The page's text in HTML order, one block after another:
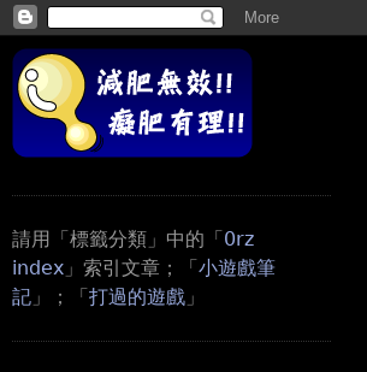
請用「標籤分類」中的「0rz
index 」索引文章；「小遊戲筆
記 」；「打過的遊戲 」